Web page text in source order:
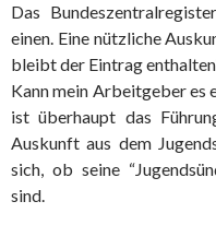
Das
einen. Eine nützliche
bleibt der Eintrag
Kann mein Arbeitgeber es
ist überhaupt das
Auskunft aus dem
sich, ob seine
sind.